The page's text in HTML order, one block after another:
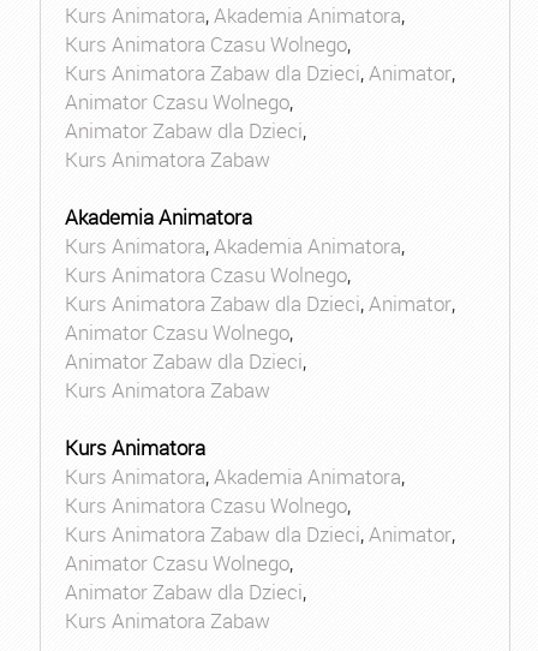
Kurs Animatora,Akademia Animatora,
Kurs Animatora Czasu Wolnego,
Kurs Animatora Zabaw dla Dzieci,Animator,
Animator Czasu Wolnego,
Animator Zabaw dla Dzieci,
Kurs Animatora Zabaw
Akademia Animatora
Kurs Animatora,Akademia Animatora,
Kurs Animatora Czasu Wolnego,
Kurs Animatora Zabaw dla Dzieci,Animator,
Animator Czasu Wolnego,
Animator Zabaw dla Dzieci,
Kurs Animatora Zabaw
Kurs Animatora
Kurs Animatora,Akademia Animatora,
Kurs Animatora Czasu Wolnego,
Kurs Animatora Zabaw dla Dzieci,Animator,
Animator Czasu Wolnego,
Animator Zabaw dla Dzieci,
Kurs Animatora Zabaw